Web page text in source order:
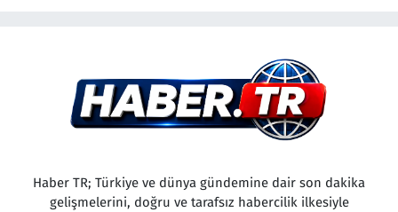
Haber TR; Türkiye ve dünya gündemine dair son dakika
gelişmelerini, doğru ve tarafsız habercilik ilkesiyle